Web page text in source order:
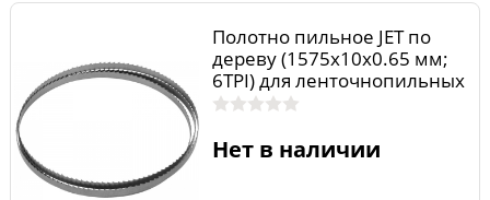
Полотно пильное JET по
дереву (1575х10х0.65 мм;
6TPI) для ленточнопильных
станков PW10.1575.6
Нет в наличии